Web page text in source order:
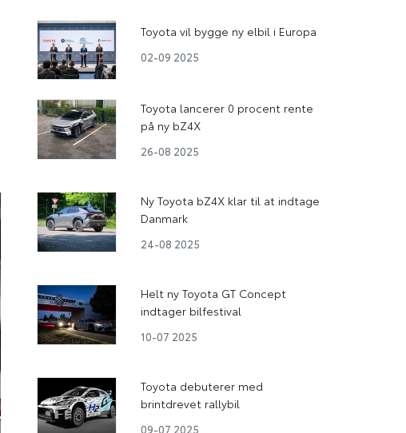
Toyota vil bygge ny elbil i Europa
02-09 2025
Toyota lancerer 0 procent rente
på ny bZ4X
26-08 2025
Ny Toyota bZ4X klar til at indtage
Danmark
24-08 2025
Helt ny Toyota GT Concept
indtager bilfestival
10-07 2025
Toyota debuterer med
brintdrevet rallybil
09-07 2025